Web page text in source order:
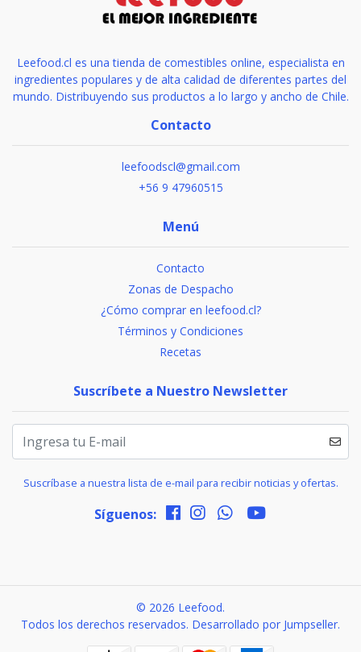
Leefood.cl es una tienda de comestibles online, especialista en
ingredientes populares y de alta calidad de diferentes partes del
mundo. Distribuyendo sus productos a lo largo y ancho de Chile.
Contacto
leefoodscl@gmail.com
+56 9 47960515
Menú
Contacto
Zonas de Despacho
¿Cómo comprar en leefood.cl?
Términos y Condiciones
Recetas
Suscríbete a Nuestro Newsletter
Suscríbase a nuestra lista de e-mail para recibir noticias y ofertas.
Síguenos:
© 2026 Leefood.
Todos los derechos reservados. Desarrollado por Jumpseller.